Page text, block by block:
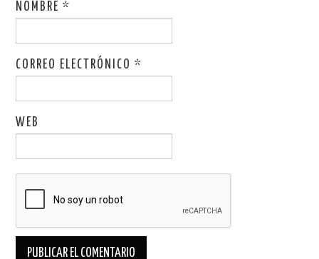
NOMBRE*
CORREO ELECTRÓNICO*
WEB